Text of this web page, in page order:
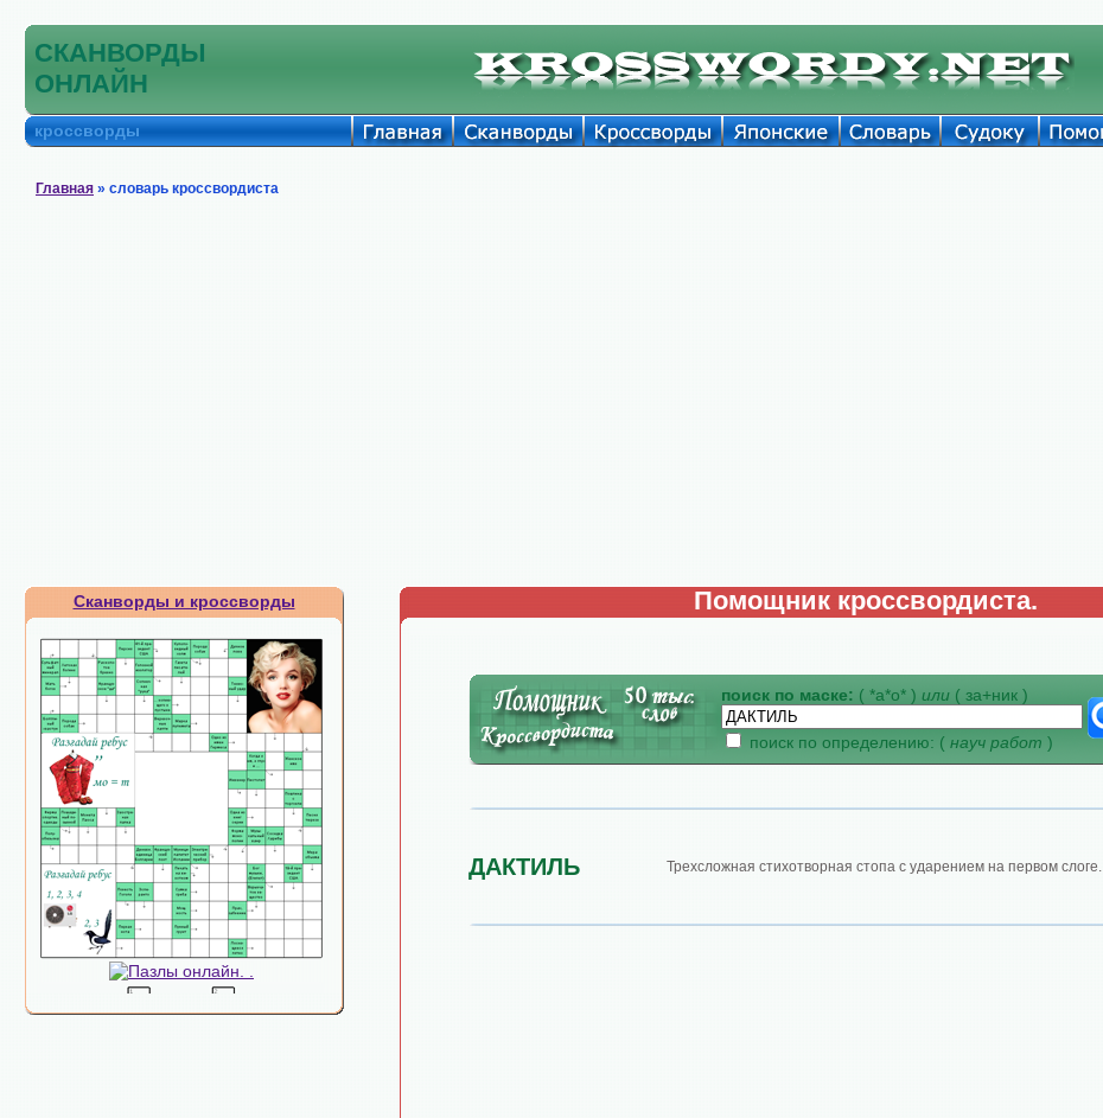
СКАНВОРДЫ
ОНЛАЙН
кроссворды
Главная » словарь кроссвордиста
Сканворды и кроссворды Помощник кроссвордиста.
поиск по маске: ( *а*о* ) или ( за+ник )
поиск по определению: ( науч работ )
ДАКТИЛЬ Трехсложная стихотворная стопа с ударением на первом слоге.